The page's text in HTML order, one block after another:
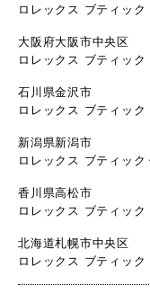
ロレックス ブティッ
大阪府大阪市中央区
ロレックス ブティッ
石川県金沢市
ロレックス ブティッ
新潟県新潟市
ロレックス ブティック
香川県高松市
ロレックス ブティック
北海道札幌市中央区
ロレックス ブティッ